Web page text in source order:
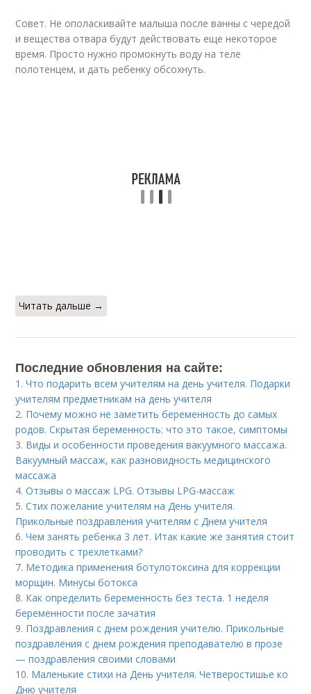
Совет. Не ополаскивайте малыша после ванны с чередой
и вещества отвара будут действовать еще некоторое
время. Просто нужно промокнуть воду на теле
полотенцем, и дать ребенку обсохнуть.
Читать дальше →
Последние обновления на сайте:
1.Что подарить всем учителям на день учителя. Подарки
учителям предметникам на день учителя
2. Почему можно не заметить беременность до самых
родов. Скрытая беременность: что это такое, симптомы
3. Виды и особенности проведения вакуумного массажа.
Вакуумный массаж, как разновидность медицинского
массажа
4.Отзывы о массаж LPG. Отзывы LPG-массаж
5.Стих пожелание учителям на День учителя.
Прикольные поздравления учителям с Днем учителя
6.Чем занять ребенка 3 лет. Итак какие же занятия стоит
проводить с трехлетками?
7. Методика применения ботулотоксина для коррекции
морщин. Минусы ботокса
8. Как определить беременность без теста. 1 неделя
беременности после зачатия
9. Поздравления с днем рождения учителю. Прикольные
поздравления с днем рождения преподавателю в прозе
— поздравления своими словами
10. Маленькие стихи на День учителя. Четверостишье ко
Дню учителя